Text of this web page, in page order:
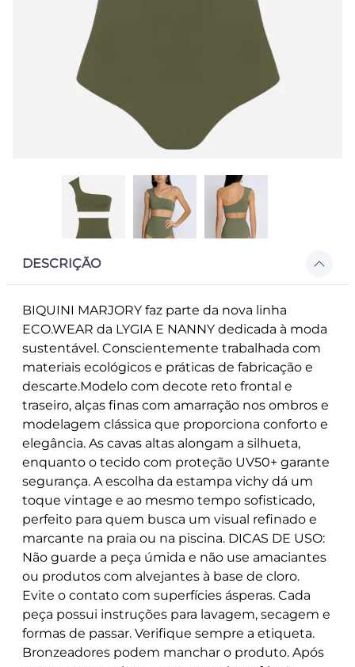
DESCRIÇÃO
BIQUINI MARJORY faz parte da nova linha
ECO.WEAR da LYGIA E NANNY dedicada à moda
sustentável. Conscientemente trabalhada com
materiais ecológicos e práticas de fabricação e
descarte.Modelo com decote reto frontal e
traseiro, alças finas com amarração nos ombros e
modelagem clássica que proporciona conforto e
elegância. As cavas altas alongam a silhueta,
enquanto o tecido com proteção UV50+ garante
segurança. A escolha da estampa vichy dá um
toque vintage e ao mesmo tempo sofisticado,
perfeito para quem busca um visual refinado e
marcante na praia ou na piscina. DICAS DE USO:
Não guarde a peça úmida e não use amaciantes
ou produtos com alvejantes à base de cloro.
Evite o contato com superfícies ásperas. Cada
peça possui instruções para lavagem, secagem e
formas de passar. Verifique sempre a etiqueta.
Bronzeadores podem manchar o produto. Após